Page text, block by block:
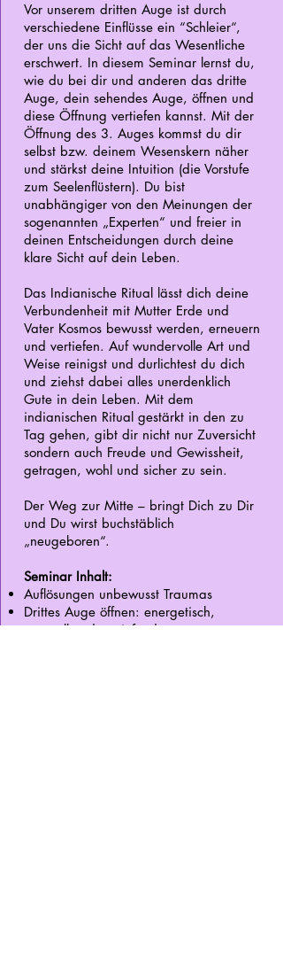
Vor unserem dritten Auge ist durch
verschiedene Einflüsse ein “Schleier“,
der uns die Sicht auf das Wesentliche
erschwert. In diesem Seminar lernst du,
wie du bei dir und anderen das dritte
Auge, dein sehendes Auge, öffnen und
diese Öffnung vertiefen kannst. Mit der
Öffnung des 3. Auges kommst du dir
selbst bzw. deinem Wesenskern näher
und stärkst deine Intuition (die Vorstufe
zum Seelenflüstern). Du bist
unabhängiger von den Meinungen der
sogenannten „Experten“ und freier in
deinen Entscheidungen durch deine
klare Sicht auf dein Leben.
Das Indianische Ritual lässt dich deine
Verbundenheit mit Mutter Erde und
Vater Kosmos bewusst werden, erneuern
und vertiefen. Auf wundervolle Art und
Weise reinigst und durlichtest du dich
und ziehst dabei alles unerdenklich
Gute in dein Leben. Mit dem
indianischen Ritual gestärkt in den zu
Tag gehen, gibt dir nicht nur Zuversicht
sondern auch Freude und Gewissheit,
getragen, wohl und sicher zu sein.
Der Weg zur Mitte – bringt Dich zu Dir
und Du wirst buchstäblich
„neugeboren“.
Seminar Inhalt:
Auflösungen unbewusst Traumas
Drittes Auge öffnen: energetisch,
manuell und vertiefend